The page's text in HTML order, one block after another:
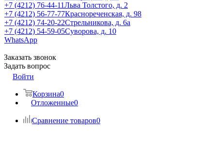
+7 (4212) 76-44-11Льва Толстого, д. 2
+7 (4212) 56-77-77Краснореченская, д. 98
+7 (4212) 74-20-22Стрельникова, д. 6а
+7 (4212) 54-59-05Суворова, д. 10
WhatsApp
Заказать звонок
Задать вопрос
Войти
Корзина0
Отложенные0
Сравнение товаров0